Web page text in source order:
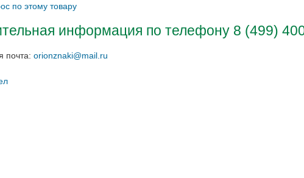
по этому товару
информация по телефону 8 (499)
почта: orionznaki@mail.ru